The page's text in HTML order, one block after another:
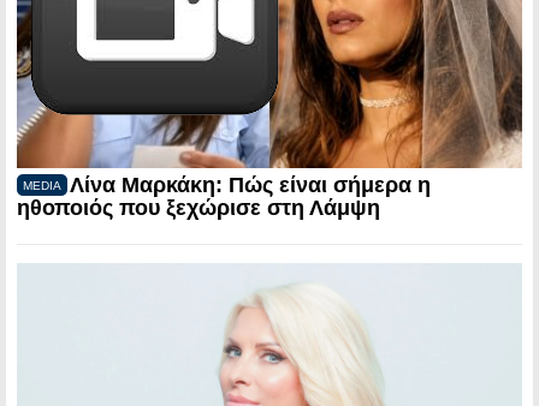
MEDIA
Λίνα Μαρκάκη: Πώς είναι σήμερα η
ηθοποιός που ξεχώρισε στη Λάμψη